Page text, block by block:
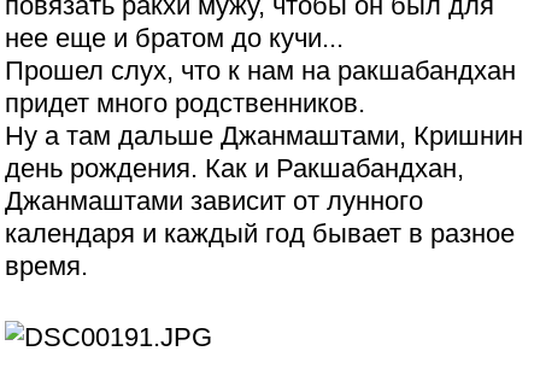
нее еще и братом до кучи...
Прошел слух, что к нам на ракшабандхан
придет много родственников.
Ну а там дальше Джанмаштами, Кришнин
день рождения. Как и Ракшабандхан,
Джанмаштами зависит от лунного
календаря и каждый год бывает в разное
время.